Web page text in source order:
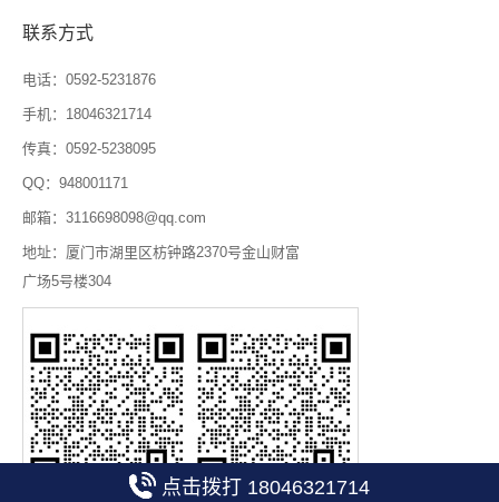
联系方式
电话：0592-5231876
手机：18046321714
传真：0592-5238095
QQ：948001171
邮箱：3116698098@qq.com
地址：厦门市湖里区枋钟路2370号金山财富
广场5号楼304
点击拨打 18046321714